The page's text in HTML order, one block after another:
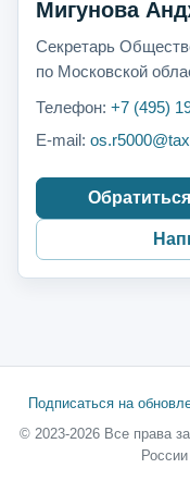
Мигунова
Секретарь
по Московской
Телефон: +7 (495)
E-mail:
Подписаться на
© 2023-2026 Все права